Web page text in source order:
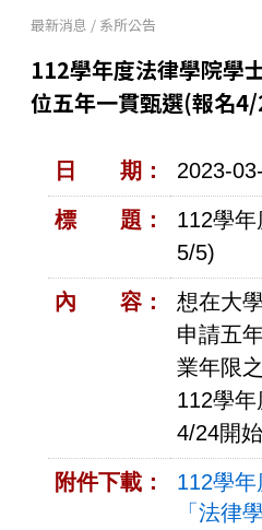
最新消息 / 系所公告
112學年度法律學院學
位五年一貫甄選(報名
日 期： 2023-
標 題：
112學
5/5)
內 容：
想在大
申請五
業年限
112學
4/24開
附件下載：
112學
「法律